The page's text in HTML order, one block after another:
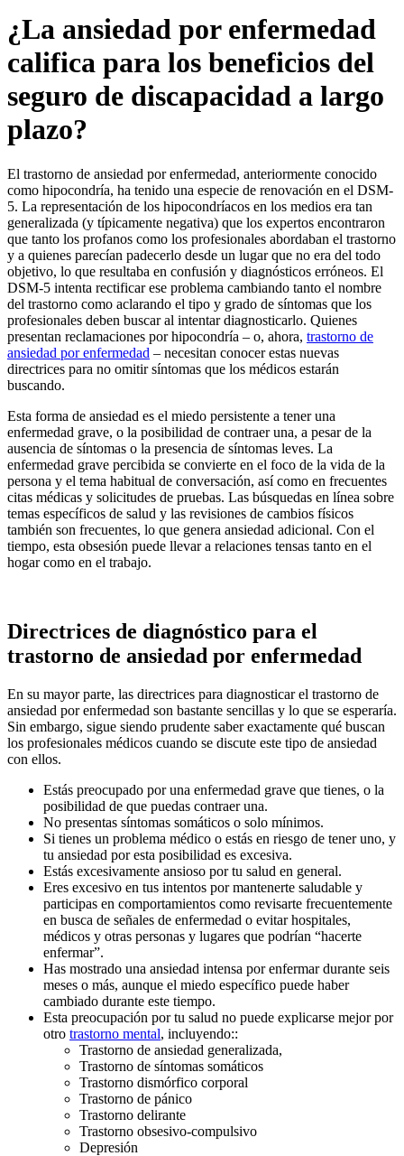
¿La ansiedad por enfermedad
califica para los beneficios del
seguro de discapacidad a largo
plazo?
El trastorno de ansiedad por enfermedad, anteriormente conocido
como hipocondría, ha tenido una especie de renovación en el DSM-
5. La representación de los hipocondríacos en los medios era tan
generalizada (y típicamente negativa) que los expertos encontraron
que tanto los profanos como los profesionales abordaban el trastorno
y a quienes parecían padecerlo desde un lugar que no era del todo
objetivo, lo que resultaba en confusión y diagnósticos erróneos. El
DSM-5 intenta rectificar ese problema cambiando tanto el nombre
del trastorno como aclarando el tipo y grado de síntomas que los
profesionales deben buscar al intentar diagnosticarlo. Quienes
presentan reclamaciones por hipocondría – o, ahora, trastorno de
ansiedad por enfermedad – necesitan conocer estas nuevas
directrices para no omitir síntomas que los médicos estarán
buscando.
Esta forma de ansiedad es el miedo persistente a tener una
enfermedad grave, o la posibilidad de contraer una, a pesar de la
ausencia de síntomas o la presencia de síntomas leves. La
enfermedad grave percibida se convierte en el foco de la vida de la
persona y el tema habitual de conversación, así como en frecuentes
citas médicas y solicitudes de pruebas. Las búsquedas en línea sobre
temas específicos de salud y las revisiones de cambios físicos
también son frecuentes, lo que genera ansiedad adicional. Con el
tiempo, esta obsesión puede llevar a relaciones tensas tanto en el
hogar como en el trabajo.
Directrices de diagnóstico para el
trastorno de ansiedad por enfermedad
En su mayor parte, las directrices para diagnosticar el trastorno de
ansiedad por enfermedad son bastante sencillas y lo que se esperaría.
Sin embargo, sigue siendo prudente saber exactamente qué buscan
los profesionales médicos cuando se discute este tipo de ansiedad
con ellos.
Estás preocupado por una enfermedad grave que tienes, o la
posibilidad de que puedas contraer una.
No presentas síntomas somáticos o solo mínimos.
Si tienes un problema médico o estás en riesgo de tener uno, y
tu ansiedad por esta posibilidad es excesiva.
Estás excesivamente ansioso por tu salud en general.
Eres excesivo en tus intentos por mantenerte saludable y
participas en comportamientos como revisarte frecuentemente
en busca de señales de enfermedad o evitar hospitales,
médicos y otras personas y lugares que podrían “hacerte
enfermar”.
Has mostrado una ansiedad intensa por enfermar durante seis
meses o más, aunque el miedo específico puede haber
cambiado durante este tiempo.
Esta preocupación por tu salud no puede explicarse mejor por
otro trastorno mental, incluyendo::
Trastorno de ansiedad generalizada,
Trastorno de síntomas somáticos
Trastorno dismórfico corporal
Trastorno de pánico
Trastorno delirante
Trastorno obsesivo-compulsivo
Depresión